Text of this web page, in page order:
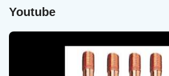
Youtube